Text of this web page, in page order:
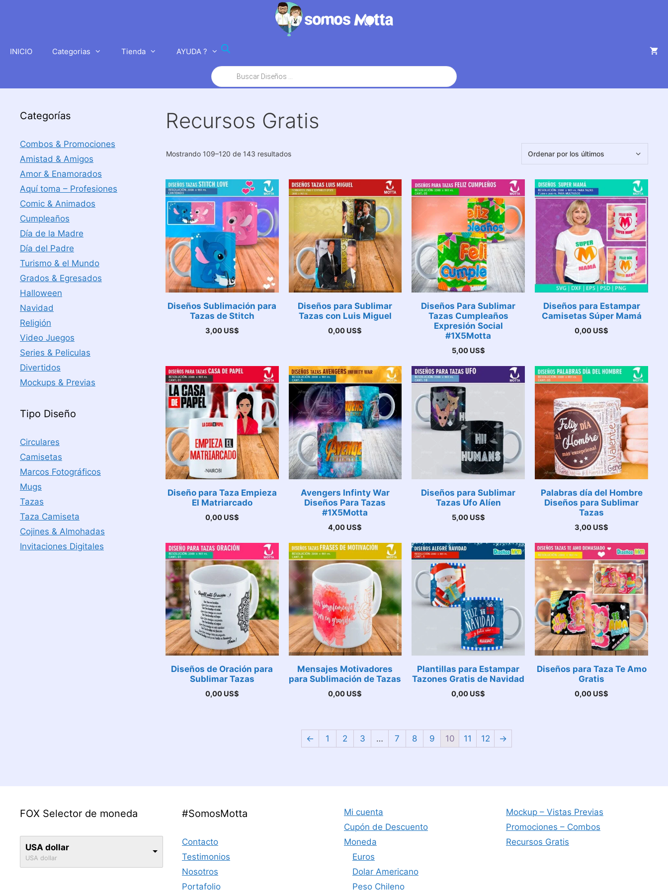
INICIO Categorias Tienda AYUDA ?
Búsqueda
de
productos
Recursos Gratis
Mostrando 109–120 de 143 resultadosOrdenado
últimos
Diseños Sublimación para
Tazas de Stitch
3,00 US$
Diseños para Sublimar
Tazas con Luis Miguel
0,00 US$
Diseños Para Sublimar
Tazas Cumpleaños
Expresión Social
#1X5Motta
5,00 US$
Diseños para Estampar
Camisetas Súper Mamá
0,00 US$
Diseño para Taza Empieza
El Matriarcado
0,00 US$
Avengers Infinty War
Diseños Para Tazas
#1X5Motta
4,00 US$
Diseños para Sublimar
Tazas Ufo Alíen
5,00 US$
Palabras día del Hombre
Diseños para Sublimar
Tazas
3,00 US$
Diseños de Oración para
Sublimar Tazas
0,00 US$
Mensajes Motivadores
para Sublimación de Tazas
0,00 US$
Plantillas para Estampar
Tazones Gratis de Navidad
0,00 US$
Diseños para Taza Te Amo
Gratis
0,00 US$
← 1 2 3 … 7 8 9 10 11 12 →
Categorías
Combos & Promociones
Amistad & Amigos
Amor & Enamorados
Aquí toma – Profesiones
Comic & Animados
Cumpleaños
Día de la Madre
Día del Padre
Turismo & el Mundo
Grados & Egresados
Halloween
Navidad
Religión
Video Juegos
Series & Peliculas
Divertidos
Mockups & Previas
Tipo Diseño
Circulares
Camisetas
Marcos Fotográficos
Mugs
Tazas
Taza Camiseta
Cojines & Almohadas
Invitaciones Digitales
FOX Selector de moneda
USA dollar
USA dollar
#SomosMotta
Contacto
Testimonios
Nosotros
Portafolio
Mi cuenta
Cupón de Descuento
Moneda
Euros
Dolar Americano
Peso Chileno
Mockup – Vistas Previas
Promociones – Combos
Recursos Gratis